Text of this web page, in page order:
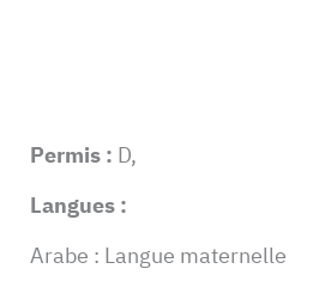
Permis : D,
Langues :
Arabe : Langue maternelle